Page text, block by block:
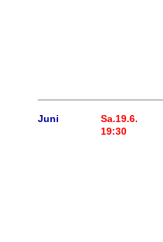
Juni
Sa.19.6.
19:30